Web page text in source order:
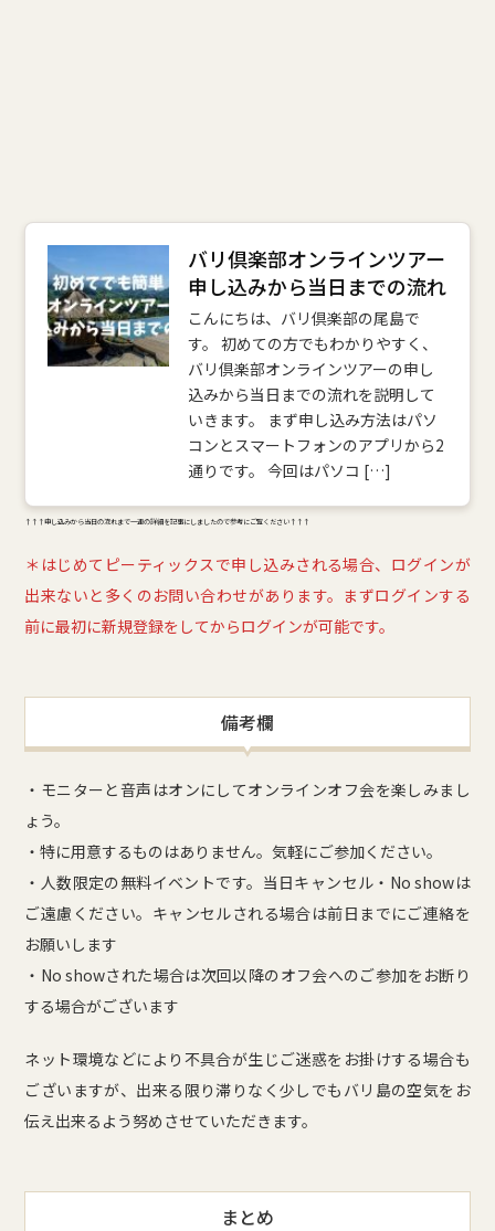
バリ倶楽部オンラインツアー
申し込みから当日までの流れ
こんにちは、バリ倶楽部の尾島で
す。 初めての方でもわかりやすく、
バリ倶楽部オンラインツアーの申し
込みから当日までの流れを説明して
いきます。 まず申し込み方法はパソ
コンとスマートフォンのアプリから2
通りです。 今回はパソコ […]
↑↑↑申し込みから当日の流れまで一連の詳細を記事にしましたので参考にご覧ください↑↑↑
＊はじめてピーティックスで申し込みされる場合、ログインが
出来ないと多くのお問い合わせがあります。まずログインする
前に最初に新規登録をしてからログインが可能です。
備考欄
・モニターと音声はオンにしてオンラインオフ会を楽しみまし
ょう。
・特に用意するものはありません。気軽にご参加ください。
・人数限定の無料イベントです。当日キャンセル・No showは
ご遠慮ください。キャンセルされる場合は前日までにご連絡を
お願いします
・No showされた場合は次回以降のオフ会へのご参加をお断り
する場合がございます
ネット環境などにより不具合が生じご迷惑をお掛けする場合も
ございますが、出来る限り滞りなく少しでもバリ島の空気をお
伝え出来るよう努めさせていただきます。
まとめ